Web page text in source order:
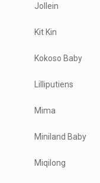
Jollein
Kit Kin
Kokoso Baby
Lilliputiens
Mima
Miniland Baby
Miqilong